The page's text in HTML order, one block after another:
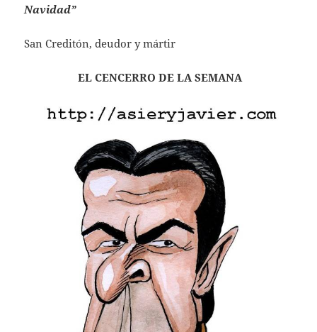
Navidad”
San Creditón, deudor y mártir
EL CENCERRO DE LA SEMANA